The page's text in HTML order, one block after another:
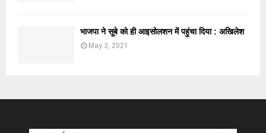
भाजपा ने सूबे को ही आइसोलशन में पहुंचा दिया : अखिलेश
May 3, 2021